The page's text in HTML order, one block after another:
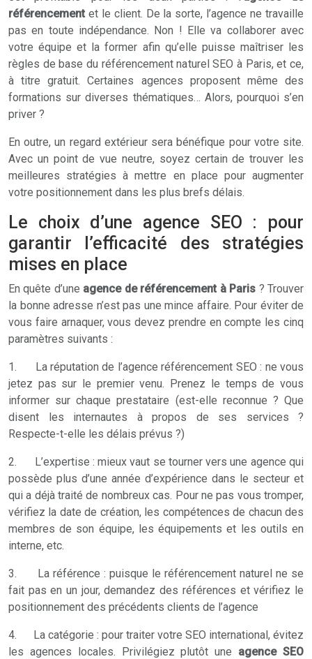
référencement et le client. De la sorte, l’agence ne travaille
pas en toute indépendance. Non ! Elle va collaborer avec
votre équipe et la former afin qu’elle puisse maîtriser les
règles de base du référencement naturel SEO à Paris, et ce,
à titre gratuit. Certaines agences proposent même des
formations sur diverses thématiques… Alors, pourquoi s’en
priver ?
En outre, un regard extérieur sera bénéfique pour votre site.
Avec un point de vue neutre, soyez certain de trouver les
meilleures stratégies à mettre en place pour augmenter
votre positionnement dans les plus brefs délais.
Le choix d’une agence SEO : pour
garantir l’efficacité des stratégies
mises en place
En quête d’une agence de référencement à Paris ? Trouver
la bonne adresse n’est pas une mince affaire. Pour éviter de
vous faire arnaquer, vous devez prendre en compte les cinq
paramètres suivants :
1. La réputation de l’agence référencement SEO : ne vous
jetez pas sur le premier venu. Prenez le temps de vous
informer sur chaque prestataire (est-elle reconnue ? Que
disent les internautes à propos de ses services ?
Respecte-t-elle les délais prévus ?)
2. L’expertise : mieux vaut se tourner vers une agence qui
possède plus d’une année d’expérience dans le secteur et
qui a déjà traité de nombreux cas. Pour ne pas vous tromper,
vérifiez la date de création, les compétences de chacun des
membres de son équipe, les équipements et les outils en
interne, etc.
3. La référence : puisque le référencement naturel ne se
fait pas en un jour, demandez des références et vérifiez le
positionnement des précédents clients de l’agence
4. La catégorie : pour traiter votre SEO international, évitez
les agences locales. Privilégiez plutôt une agence SEO